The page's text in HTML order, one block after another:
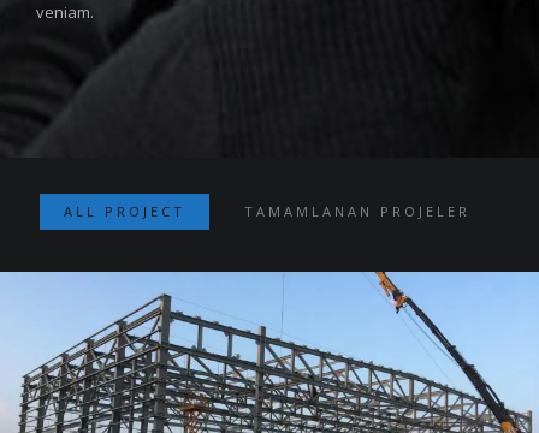
veniam.
ALL PROJECT TAMAMLANAN PROJELER